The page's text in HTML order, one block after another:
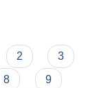
2
3
8
9